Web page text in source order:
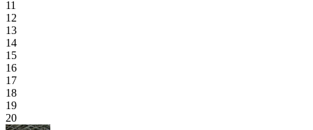
11
12
13
14
15
16
17
18
19
20